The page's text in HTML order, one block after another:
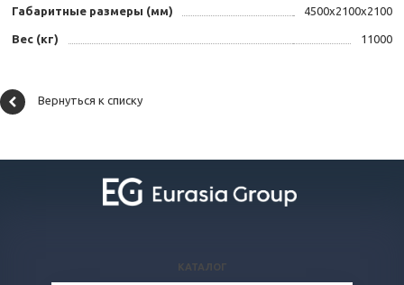
Габаритные размеры (мм) 4500х2100х2100
Вес (кг) 11000
Вернуться к списку
КАТАЛОГ